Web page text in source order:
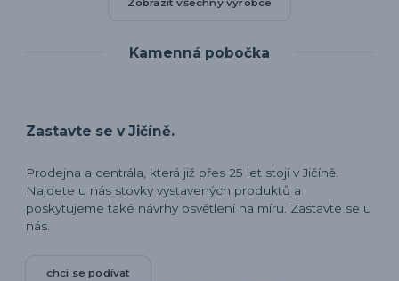
Zobrazit všechny výrobce
Kamenná pobočka
Zastavte se v Jičíně.
Prodejna a centrála, která již přes 25 let stojí v Jičíně.
Najdete u nás stovky vystavených produktů a
poskytujeme také návrhy osvětlení na míru. Zastavte se u
nás.
chci se podívat